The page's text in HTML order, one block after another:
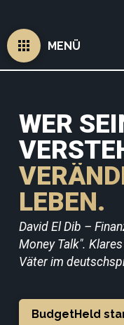
MENÜ
WER
LEBEN.
David El Dib –
Money Talk".
Väter im
BudgetHeld